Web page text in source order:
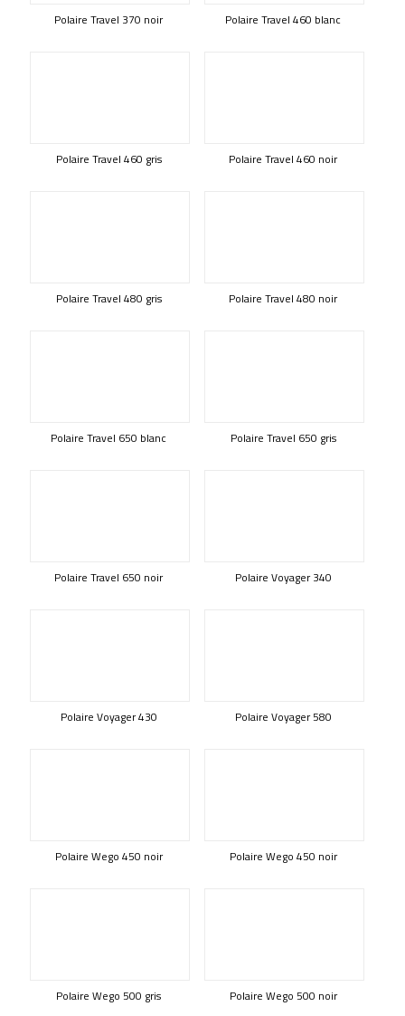
Polaire Travel 370 noir Polaire Travel 460 blanc
Polaire Travel 460 gris Polaire Travel 460 noir
Polaire Travel 480 gris Polaire Travel 480 noir
Polaire Travel 650 blanc Polaire Travel 650 gris
Polaire Travel 650 noir Polaire Voyager 340
Polaire Voyager 430 Polaire Voyager 580
Polaire Wego 450 noir Polaire Wego 450 noir
Polaire Wego 500 gris Polaire Wego 500 noir